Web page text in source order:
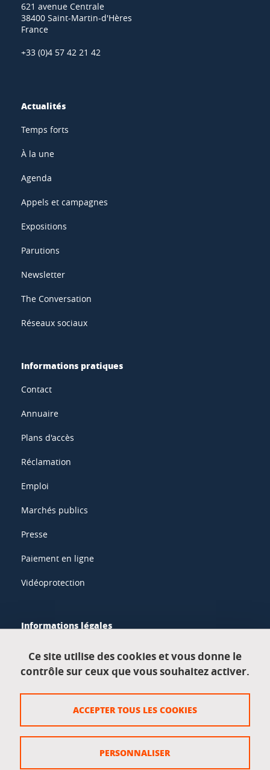
621 avenue Centrale
38400 Saint-Martin-d'Hères
France
+33 (0)4 57 42 21 42
Actualités
Temps forts
À la une
Agenda
Appels et campagnes
Expositions
Parutions
Newsletter
The Conversation
Réseaux sociaux
Informations pratiques
Contact
Annuaire
Plans d'accès
Réclamation
Emploi
Marchés publics
Presse
Paiement en ligne
Vidéoprotection
Informations légales
Données personnelles
Crédits
Ce site utilise des cookies et vous donne le
contrôle sur ceux que vous souhaitez activer.
ACCEPTER TOUS LES COOKIES
PERSONNALISER